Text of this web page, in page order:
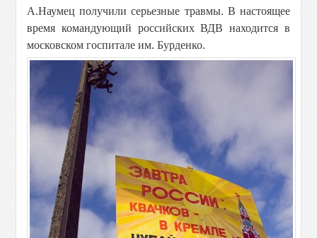
А.Наумец получили серьезные травмы. В настоящее
время командующий российских ВДВ находится в
московском госпитале им. Бурденко.